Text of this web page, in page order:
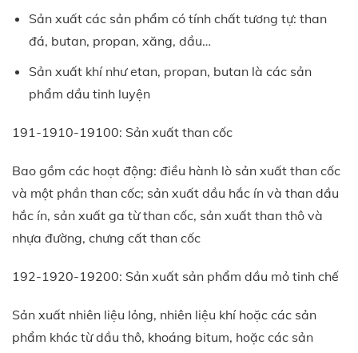
Sản xuất các sản phẩm có tính chất tương tự: than
đá, butan, propan, xăng, dầu…
Sản xuất khí như etan, propan, butan là các sản
phẩm dầu tinh luyện
191-1910-19100: Sản xuất than cốc
Bao gồm các hoạt động: điều hành lò sản xuất than cốc
và một phần than cốc; sản xuất dầu hắc ín và than dầu
hắc ín, sản xuất ga từ than cốc, sản xuất than thô và
nhựa đường, chưng cất than cốc
192-1920-19200: Sản xuất sản phẩm dầu mỏ tinh chế
Sản xuất nhiên liệu lỏng, nhiên liệu khí hoặc các sản
phẩm khác từ dầu thô, khoáng bitum, hoặc các sản